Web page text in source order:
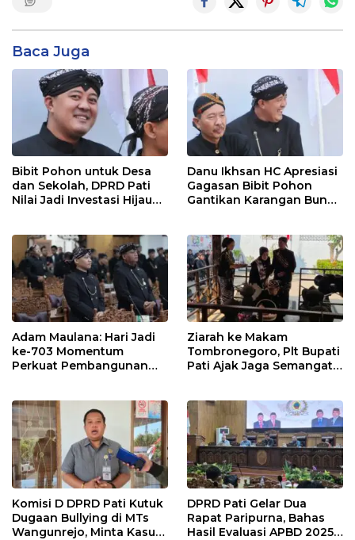
Baca Juga
Bibit Pohon untuk Desa
dan Sekolah, DPRD Pati
Nilai Jadi Investasi Hijau
Danu Ikhsan HC Apresiasi
Gagasan Bibit Pohon
Gantikan Karangan Bunga
Adam Maulana: Hari Jadi
ke-703 Momentum
Perkuat Pembangunan
Ziarah ke Makam
Tombronegoro, Plt Bupati
Pati Ajak Jaga Semangat
Berkualitas
Komisi D DPRD Pati Kutuk
Dugaan Bullying di MTs
Wangunrejo, Minta Kasus
DPRD Pati Gelar Dua
Rapat Paripurna, Bahas
Hasil Evaluasi APBD 2025